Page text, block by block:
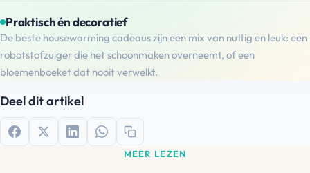
Praktisch én decoratief
De beste housewarming cadeaus zijn een mix van nuttig en leuk: een
robotstofzuiger die het schoonmaken overneemt, of een
bloemenboeket dat nooit verwelkt.
Deel dit artikel
MEER LEZEN